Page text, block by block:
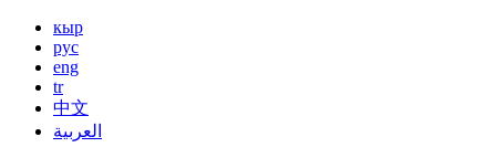
кыр
рус
eng
tr
中文
العربية